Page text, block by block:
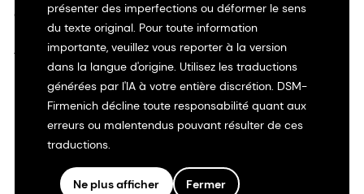
présenter des imperfections ou déformer le sens
du texte original. Pour toute information
importante, veuillez vous reporter à la version
dans la langue d'origine. Utilisez les traductions
générées par l'IA à votre entière discrétion. DSM-
Firmenich décline toute responsabilité quant aux
erreurs ou malentendus pouvant résulter de ces
traductions.
Ne plus afficher Fermer
Conditions d'utilisation
Transparence en Californie
Déclaration d'accessibilité
Informations juridiques
Plan du site